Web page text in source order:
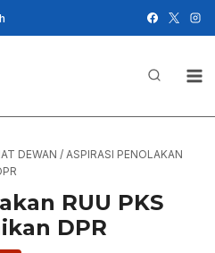
DEWAN / ASPIRASI PENOLAKAN
RUU PKS
DPR